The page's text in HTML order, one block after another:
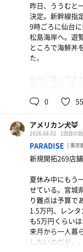
水
上段でのんびり
ュア国分町に続
仙台ってサウナ
る。
水風呂はバイブ
衣ができないの
温で整わざるを
昨日、ううむと
決定。新幹線指
9時ごろに仙台
松島海岸へ。遊
ところで海鮮丼
た。
仙台に戻ってき
ちらの施設へ。
下調べがそこま
くり。左に大量
デュアルシステ
上段で受けたが
感じられた。本
しっかり身体を
16.4℃を示して
14〜15℃くらい
休憩は露天の外
かかわらず朝は
0 55
アメリカン犬🦊
2026.08.02 1回目の
PARADISE [ 東京
新規開拓269店
夏休み中にもう
せている。宮城
り難点は予算で
1.5万円、レン
も5万円くらい
来月から一人暮
したいのだが、